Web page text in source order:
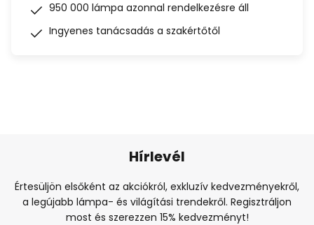
950 000 lámpa azonnal rendelkezésre áll
Ingyenes tanácsadás a szakértőtől
Hírlevél
Értesüljön elsőként az akciókról, exkluzív kedvezményekről,
a legújabb lámpa- és világítási trendekről. Regisztráljon
most és szerezzen 15% kedvezményt!